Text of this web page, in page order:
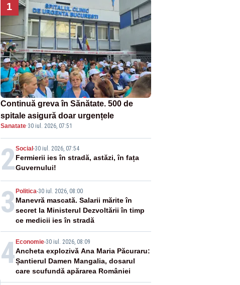
1
Continuă greva în Sănătate. 500 de
spitale asigură doar urgențele
Sanatate·30 iul. 2026, 07:51
2Social -30 iul. 2026, 07:54
Fermierii ies în stradă, astăzi, în fața
Guvernului!
3 Politica-30 iul. 2026, 08:00
Manevră mascată. Salarii mărite în
secret la Ministerul Dezvoltării în timp
ce medicii ies în stradă
4 Economie-30 iul. 2026, 08:09
Ancheta explozivă Ana Maria Păcuraru:
Șantierul Damen Mangalia, dosarul
care scufundă apărarea României